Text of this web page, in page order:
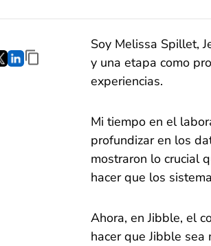
Soy Melissa Spillet,
y una etapa como
experiencias.
Mi tiempo en el
profundizar en los
mostraron lo crucial
hacer que los
Ahora, en Jibble, el
hacer que Jibble sea